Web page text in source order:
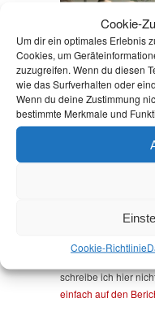
Cookie-
Um dir ein optimales Erlebnis
Cookies, um
zuzugreifen. Wenn du diesen
wie das Surfverhalten oder
Wenn du deine Zustimmung
bestimmte Merkmale und
Cookie-Richtlinie
BEIM
TELTOW-
5.
Kommentar/
ein thematischer
Flüchtlingspolitik.
schreibe ich hier
einfach auf den